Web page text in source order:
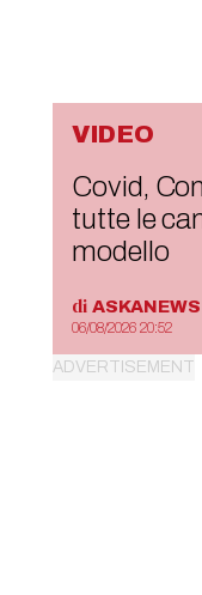
VIDEO
Covid,
tutte le
modello
di ASKANEWS
06/08/2026 20:52